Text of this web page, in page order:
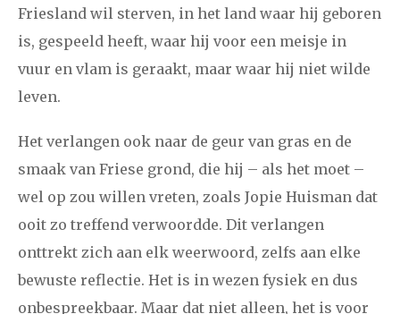
Friesland wil sterven, in het land waar hij geboren
is, gespeeld heeft, waar hij voor een meisje in
vuur en vlam is geraakt, maar waar hij niet wilde
leven.
Het verlangen ook naar de geur van gras en de
smaak van Friese grond, die hij – als het moet –
wel op zou willen vreten, zoals Jopie Huisman dat
ooit zo treffend verwoordde. Dit verlangen
onttrekt zich aan elk weerwoord, zelfs aan elke
bewuste reflectie. Het is in wezen fysiek en dus
onbespreekbaar. Maar dat niet alleen, het is voor